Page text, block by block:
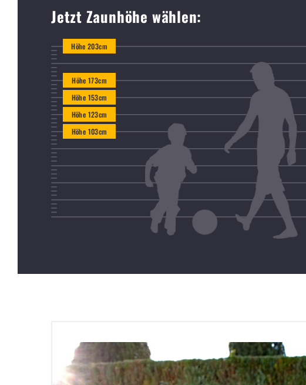
Jetzt Zaunhöhe wählen:
Höhe 203cm
Höhe 173cm
Höhe 153cm
Höhe 123cm
Höhe 103cm